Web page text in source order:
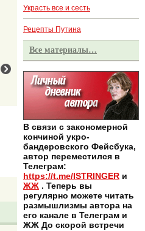
Украсть все и сесть
Рецепты Путина
Все материалы…
В связи с закономерной
кончиной укро-
бандеровского Фейсбука,
автор переместился в
Телеграм:
https://t.me/ISTRINGER и
ЖЖ . Теперь вы
регулярно можете читать
размышлизмы автора на
его канале в Телеграм и
ЖЖ До скорой встречи